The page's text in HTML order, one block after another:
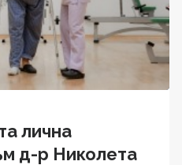
лична
д-р Николета